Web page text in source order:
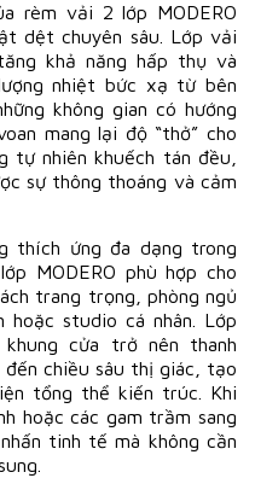
rèm vải 2 lớp MODERO
dệt chuyên sâu. Lớp vải
khả năng hấp thụ và
nhiệt bức xạ từ bên
không gian có hướng
mang lại độ “thở” cho
tự nhiên khuếch tán đều,
sự thông thoáng và cảm
thích ứng đa dạng trong
MODERO phù hợp cho
trang trọng, phòng ngủ
hoặc studio cá nhân. Lớp
cửa trở nên thanh
chiều sâu thị giác, tạo
tổng thể kiến trúc. Khi
hoặc các gam trầm sang
tinh tế mà không cần